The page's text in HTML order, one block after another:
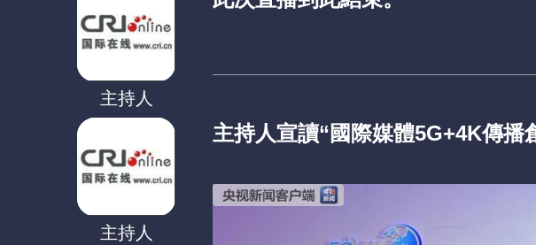
主持人
主持人
主持人宣讀“國際媒體5G+4K傳播